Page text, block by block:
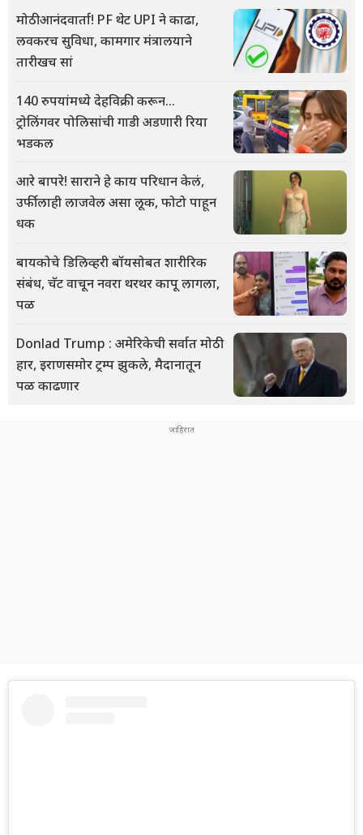
मोठी आनंदवार्ता! PF थेट UPI ने काढा,
लवकरच सुविधा, कामगार मंत्रालयाने
तारीखच सां
140 रुपयांमध्ये देहविक्री करून...
ट्रोलिंगवर पोलिसांची गाडी अडणारी रिया
भडकल
आरे बापरे! साराने हे काय परिधान केलं,
उर्फीलाही लाजवेल असा लूक, फोटो पाहून
धक
बायकोचे डिलिव्हरी बॉयसोबत शारीरिक
संबंध, चॅट वाचून नवरा थरथर कापू लागला,
पळ
Donlad Trump : अमेरिकेची सर्वात मोठी
हार, इराणसमोर ट्रम्प झुकले, मैदानातून
पळ काढणार